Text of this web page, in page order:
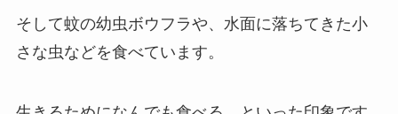
そして蚊の幼虫ボウフラや、水面に落ちてきた小
さな虫などを食べています。